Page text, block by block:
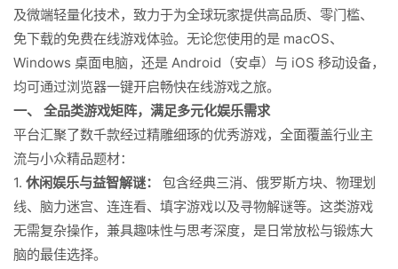
及微端轻量化技术，致力于为全球玩家提供高品质、零门槛、
免下载的免费在线游戏体验。无论您使用的是 macOS、
Windows 桌面电脑，还是 Android（安卓）与 iOS 移动设备，
均可通过浏览器一键开启畅快在线游戏之旅。
一、 全品类游戏矩阵，满足多元化娱乐需求
平台汇聚了数千款经过精雕细琢的优秀游戏，全面覆盖行业主
流与小众精品题材：
1. 休闲娱乐与益智解谜：
包含经典三消、俄罗斯方块、物理划
线、脑力迷宫、连连看、填字游戏以及寻物解谜等。这类游戏
无需复杂操作，兼具趣味性与思考深度，是日常放松与锻炼大
脑的最佳选择。